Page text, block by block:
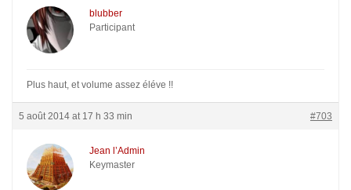
blubber
Participant
Plus haut, et volume assez éléve !!
5 août 2014 at 17 h 33 min #703
Jean l’Admin
Keymaster